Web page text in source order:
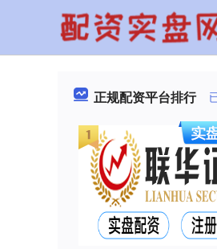
正规配资平台排行